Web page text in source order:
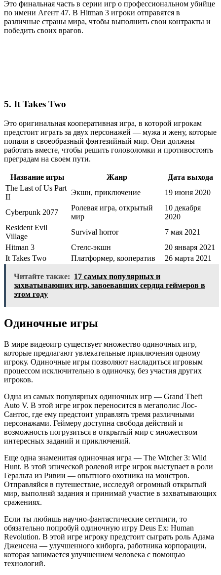
Это финальная часть в серии игр о профессиональном убийце
по имени Агент 47. В Hitman 3 игроки отправятся в
различные страны мира, чтобы выполнить свои контракты и
победить своих врагов.
5. It Takes Two
Это оригинальная кооперативная игра, в которой игрокам
предстоит играть за двух персонажей — мужа и жену, которые
попали в своеобразный фэнтезийный мир. Они должны
работать вместе, чтобы решить головоломки и противостоять
преградам на своем пути.
Название игры Жанр
Дата выхода
The Last of Us Part
II
Экшн, приключение 19 июня 2020
Cyberpunk 2077
Ролевая игра, открытый
мир
10 декабря
2020
Resident Evil
Village
Survival horror
7 мая 2021
Hitman 3
Стелс-экшн
20 января 2021
It Takes Two
Платформер, кооператив 26 марта 2021
Читайте также: 17 самых популярных и
захватывающих игр, завоевавших сердца геймеров в
этом году
Одиночные игры
В мире видеоигр существует множество одиночных игр,
которые предлагают увлекательные приключения одному
игроку. Одиночные игры позволяют насладиться игровым
процессом исключительно в одиночку, без участия других
игроков.
Одна из самых популярных одиночных игр — Grand Theft
Auto V. В этой игре игрок переносится в мегаполис Лос-
Сантос, где ему предстоит управлять тремя различными
персонажами. Геймеру доступна свобода действий и
возможность погрузиться в открытый мир с множеством
интересных заданий и приключений.
Еще одна знаменитая одиночная игра — The Witcher 3: Wild
Hunt. В этой эпической ролевой игре игрок выступает в роли
Геральта из Ривии — опытного охотника на монстров.
Отправляйся в путешествие, исследуй огромный открытый
мир, выполняй задания и принимай участие в захватывающих
сражениях.
Если ты любишь научно-фантастические сеттинги, то
обязательно попробуй одиночную игру Deus Ex: Human
Revolution. В этой игре игроку предстоит сыграть роль Адама
Дженсена — улучшенного киборга, работникa корпорации,
которая занимается улучшением человека с помощью
технологий.